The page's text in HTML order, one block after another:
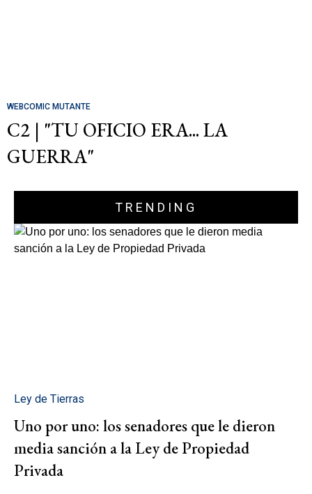
WEBCOMIC MUTANTE
C2 | "TU OFICIO ERA... LA
GUERRA"
TRENDING
Ley de Tierras
Uno por uno: los senadores que le dieron
media sanción a la Ley de Propiedad
Privada